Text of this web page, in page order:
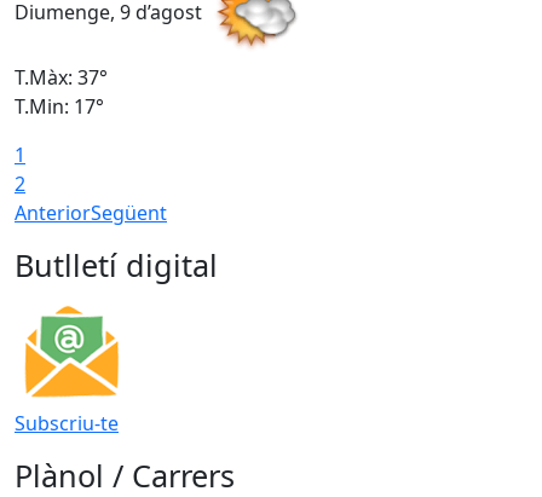
Diumenge, 9 d’agost
T.Màx: 37°
T.Min: 17°
1
2
AnteriorSegüent
Butlletí digital
Subscriu-te
Plànol / Carrers